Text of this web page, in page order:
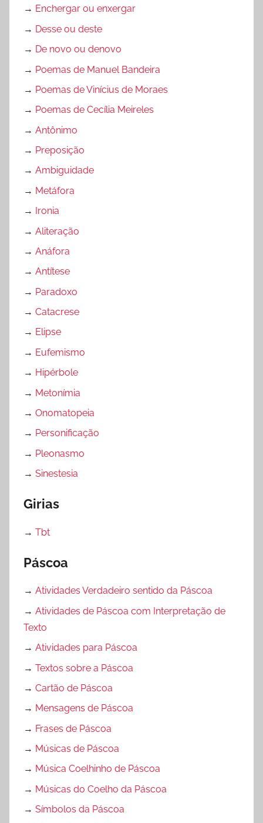
→ Enchergar ou enxergar
→ Desse ou deste
→ De novo ou denovo
→ Poemas de Manuel Bandeira
→ Poemas de Vinícius de Moraes
→ Poemas de Cecília Meireles
→ Antônimo
→ Preposição
→ Ambiguidade
→ Metáfora
→ Ironia
→ Aliteração
→ Anáfora
→ Antítese
→ Paradoxo
→ Catacrese
→ Elipse
→ Eufemismo
→ Hipérbole
→ Metonímia
→ Onomatopeia
→ Personificação
→ Pleonasmo
→ Sinestesia
Girias
→ Tbt
Páscoa
→ Atividades Verdadeiro sentido da Páscoa
→ Atividades de Páscoa com Interpretação de
Texto
→ Atividades para Páscoa
→ Textos sobre a Páscoa
→ Cartão de Páscoa
→ Mensagens de Páscoa
→ Frases de Páscoa
→ Músicas de Páscoa
→ Música Coelhinho de Páscoa
→ Músicas do Coelho da Páscoa
→ Símbolos da Páscoa